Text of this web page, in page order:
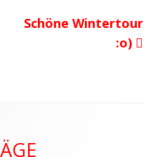
Nächster
Schöne Wintertour
:o)